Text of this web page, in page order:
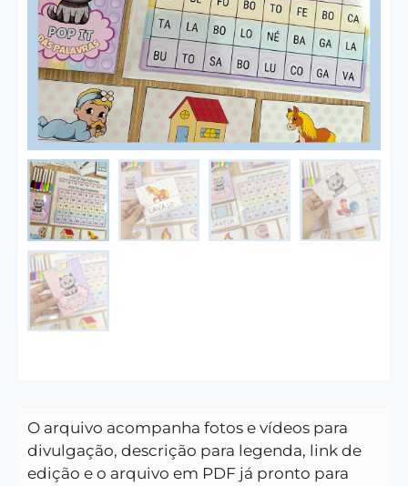
O arquivo acompanha fotos e vídeos para
divulgação, descrição para legenda, link de
edição e o arquivo em PDF já pronto para